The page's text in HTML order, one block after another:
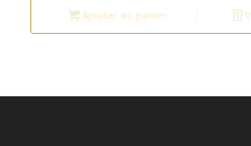
Ajouter au panier